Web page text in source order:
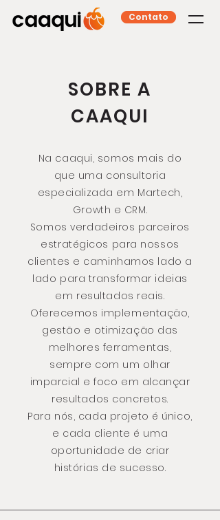
Contato
SOBRE A
CAAQUI
Na caaqui, somos mais do
que uma consultoria
especializada em Martech,
Growth e CRM.
Somos verdadeiros parceiros
estratégicos para nossos
clientes e caminhamos lado a
lado para transformar ideias
em resultados reais.
Oferecemos implementação,
gestão e otimização das
melhores ferramentas,
sempre com um olhar
imparcial e foco em alcançar
resultados concretos.
Para nós, cada projeto é único,
e cada cliente é uma
oportunidade de criar
histórias de sucesso.